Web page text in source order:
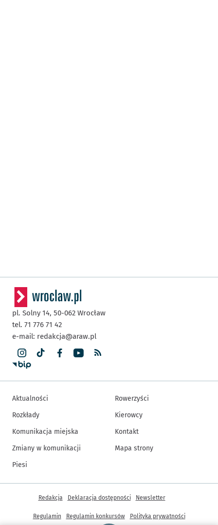
pl. Solny 14, 50-062 Wrocław
tel. 71 776 71 42
e-mail: redakcja@araw.pl
Aktualności
Rozkłady
Komunikacja miejska
Zmiany w komunikacji
Piesi
Rowerzyści
Kierowcy
Kontakt
Mapa strony
Inne informacje
Redakcja Deklaracja dostępności Newsletter
Regulamin Regulamin konkursów Polityka prywatności